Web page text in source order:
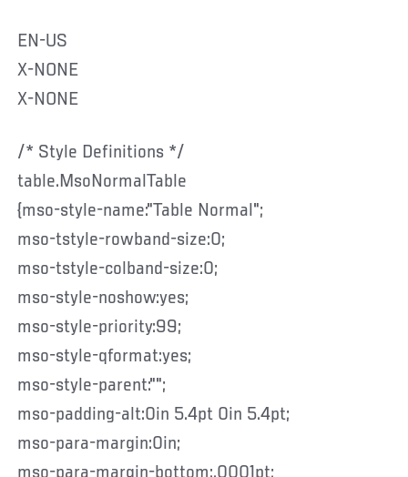
EN-US
X-NONE
X-NONE
/* Style Definitions */
table.MsoNormalTable
{mso-style-name:"Table Normal";
mso-tstyle-rowband-size:0;
mso-tstyle-colband-size:0;
mso-style-noshow:yes;
mso-style-priority:99;
mso-style-qformat:yes;
mso-style-parent:"";
mso-padding-alt:0in 5.4pt 0in 5.4pt;
mso-para-margin:0in;